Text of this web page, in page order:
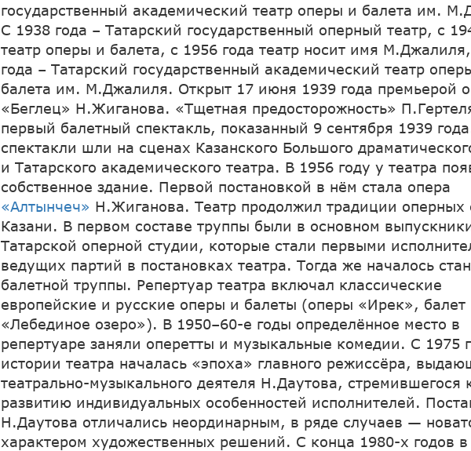
государственный академический театр оперы и балета им.
С 1938 года – Татарский государственный оперный театр, с
театр оперы и балета, с 1956 года театр носит имя
года – Татарский государственный академический театр
балета им. М.Джалиля. Открыт 17 июня 1939 года премьерой
«Беглец» Н.Жиганова. «Тщетная предосторожность»
первый балетный спектакль, показанный 9 сентября 1939
спектакли шли на сценах Казанского Большого
и Татарского академического театра. В 1956 году у театра
собственное здание. Первой постановкой в нём стала опера
«Алтынчеч» Н.Жиганова. Театр продолжил традиции оперных
Казани. В первом составе труппы были в основном
Татарской оперной студии, которые стали первыми
ведущих партий в постановках театра. Тогда же началось
балетной труппы. Репертуар театра включал классические
европейские и русские оперы и балеты (оперы «Ирек», балет
«Лебединое озеро»). В 1950–60-е годы определённое место в
репертуаре заняли оперетты и музыкальные комедии. С 1975
истории театра началась «эпоха» главного режиссёра,
театрально-музыкального деятеля Н.Даутова, стремившегося
развитию индивидуальных особенностей исполнителей.
Н.Даутова отличались неординарным, в ряде случаев —
характером художественных решений. С конца 1980-х годов в